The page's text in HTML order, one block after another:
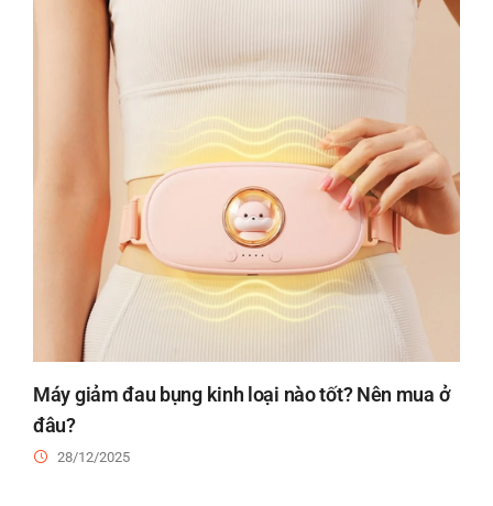
Máy giảm đau bụng kinh loại nào tốt? Nên mua ở
đâu?
28/12/2025